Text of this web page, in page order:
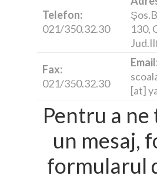
Telefon:
021/350.32.30
130,
Fax:
021/350.32.30
[at]
Pentru a
un mesaj,
formularul